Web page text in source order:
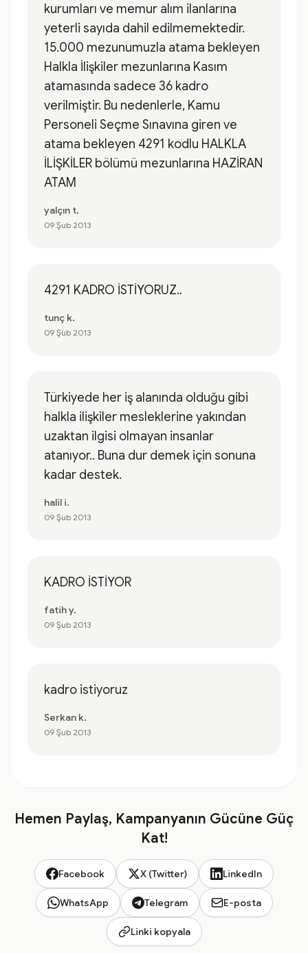
kurumları ve memur alım ilanlarına
yeterli sayıda dahil edilmemektedir.
15.000 mezunumuzla atama bekleyen
Halkla İlişkiler mezunlarına Kasım
atamasında sadece 36 kadro
verilmiştir. Bu nedenlerle, Kamu
Personeli Seçme Sınavına giren ve
atama bekleyen 4291 kodlu HALKLA
İLİŞKİLER bölümü mezunlarına HAZİRAN
ATAM
yalçın t.
09 Şub 2013
4291 KADRO İSTİYORUZ..
tunç k.
09 Şub 2013
Türkiyede her iş alanında olduğu gibi
halkla ilişkiler mesleklerine yakından
uzaktan ilgisi olmayan insanlar
atanıyor.. Buna dur demek için sonuna
kadar destek.
halil i.
09 Şub 2013
KADRO İSTİYOR
fatih y.
09 Şub 2013
kadro istiyoruz
Serkan k.
09 Şub 2013
Hemen Paylaş, Kampanyanın Gücüne Güç
Kat!
Facebook X (Twitter) LinkedIn
WhatsApp Telegram E-posta
Linki kopyala